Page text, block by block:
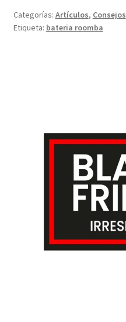
Categorías: Artículos, Consejos
Etiqueta: bateria roomba